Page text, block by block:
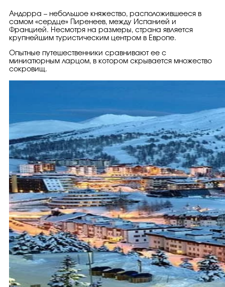
Андорра – небольшое княжество, расположившееся в
самом «сердце» Пиренеев, между Испанией и
Францией. Несмотря на размеры, страна является
крупнейшим туристическим центром в Европе.
Опытные путешественники сравнивают ее с
миниатюрным ларцом, в котором скрывается множество
сокровищ.